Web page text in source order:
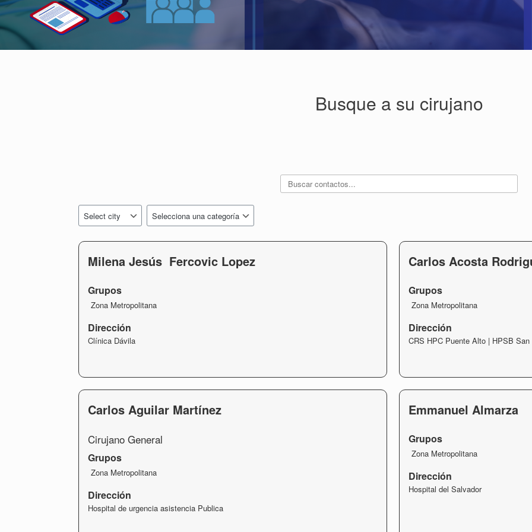
Busque a su cirujano
Milena Jesús Fercovic Lopez
Grupos
Zona Metropolitana
Dirección
Clínica Dávila
Carlos Acosta
Grupos
Zona Metropolitana
Dirección
CRS HPC Puente Alto | HPSB San
Carlos Aguilar Martínez
Cirujano General
Grupos
Zona Metropolitana
Dirección
Hospital de urgencia asistencia Publica
Emmanuel Almarza
Grupos
Zona Metropolitana
Dirección
Hospital del Salvador